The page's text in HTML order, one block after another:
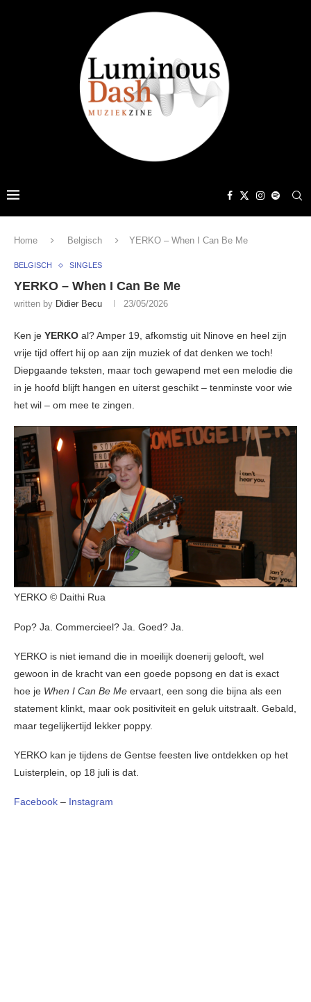
Home Belgisch YERKO – When I Can Be Me
BELGISCH SINGLES
YERKO – When I Can Be Me
written by Didier Becu 23/05/2026
Ken je YERKO al? Amper 19, afkomstig uit Ninove en heel zijn
vrije tijd offert hij op aan zijn muziek of dat denken we toch!
Diepgaande teksten, maar toch gewapend met een melodie die
in je hoofd blijft hangen en uiterst geschikt – tenminste voor wie
het wil – om mee te zingen.
YERKO © Daithi Rua
Pop? Ja. Commercieel? Ja. Goed? Ja.
YERKO is niet iemand die in moeilijk doenerij gelooft, wel
gewoon in de kracht van een goede popsong en dat is exact
hoe je When I Can Be Me ervaart, een song die bijna als een
statement klinkt, maar ook positiviteit en geluk uitstraalt. Gebald,
maar tegelijkertijd lekker poppy.
YERKO kan je tijdens de Gentse feesten live ontdekken op het
Luisterplein, op 18 juli is dat.
Facebook – Instagram